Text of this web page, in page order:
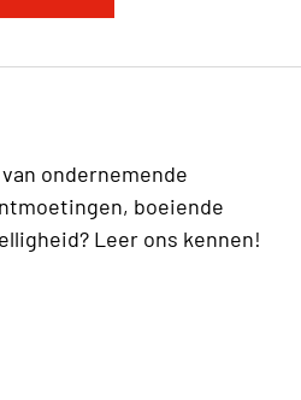
ondernemende
boeiende
Leer ons kennen!
vzw